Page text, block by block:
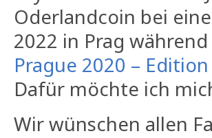
Oderlandcoin bei
2022 in Prag
Prague 2020 –
Dafür möchte ich
Wir wünschen allen